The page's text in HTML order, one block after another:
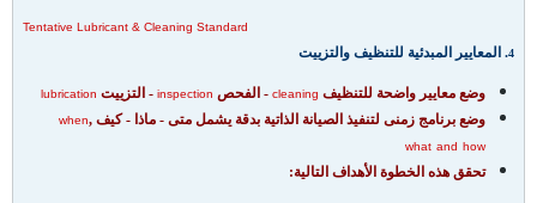
Tentative Lubricant & Cleaning Standard
4. المعايير المبدئية للتنظيف والتزييت
وضع معايير واضحة للتنظيف cleaning - الفحص inspection - التزييت lubrication
وضع برنامج زمنى لتنفيذ الصيانة الذاتية بدقة يشمل متى - ماذا - كيف when,
what and how
تحقق هذه الخطوة الأهداف التالية: